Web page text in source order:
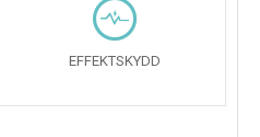
EFFEKTSKYDD